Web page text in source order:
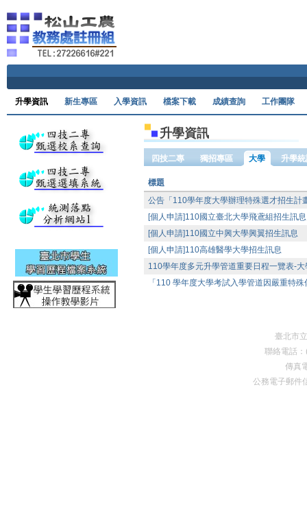
升學資訊 新生專區 入學資訊 檔案下載 成績查詢 工作團隊
升學資訊
四技二專 獨招專區 大學 升學
標題
公告「110學年度大學辦理特殊選才招生計
[個人申請]110國立臺北大學飛鳶組招生訊息
[個人申請]110國立中興大學興翼招生訊息
[個人申請]110高雄醫學大學招生訊息
110學年度多元升學管道重要日程一覽表-大
「110 學年度大學考試入學管道因嚴重特
臺北市
聯絡電話
傳真
公務電子郵件